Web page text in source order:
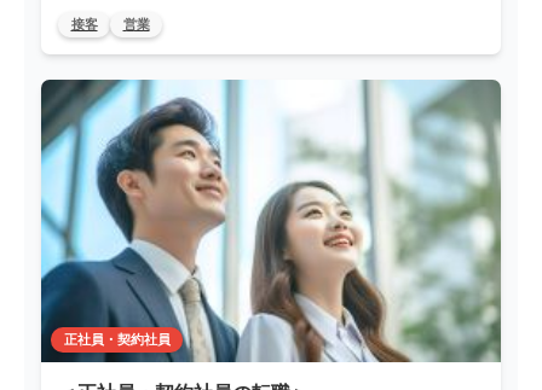
接客 営業
正社員・契約社員